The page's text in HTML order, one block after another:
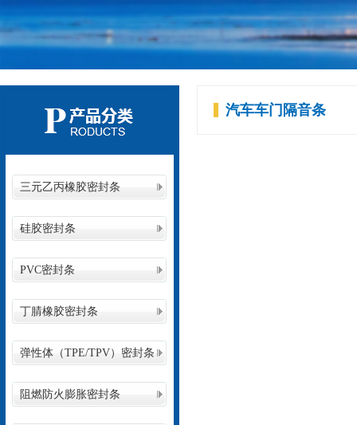
三元乙丙橡胶密封条
硅胶密封条
PVC密封条
丁腈橡胶密封条
弹性体（TPE/TPV）密封条
阻燃防火膨胀密封条
汽车车门隔音条